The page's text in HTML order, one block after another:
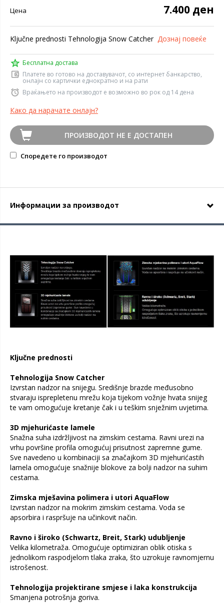
Цена 7.400 ден
Ključne prednosti Tehnologija Snow Catcher Дознај повеќе
Бесплатна достава
Платете во готово на доставувачот, со интернет банкарство,
онлајн со картички еднократно и на рати
Враќањето на производот е возможно во рок од 14 дена
Како да нарачате онлајн?
ПРОИЗВОДОТ НЕ Е ДОСТАПЕН
Споредете го производот
Информации за производот
Ključne prednosti
Tehnologija Snow Catcher
Izvrstan nadzor na snijegu. Središnje brazde međusobno
stvaraju isprepletenu mrežu koja tijekom vožnje hvata snijeg
te vam omogućuje kretanje čak i u teškim snježnim uvjetima.
3D mjehurićaste lamele
Snažna suha izdržljivost na zimskim cestama. Ravni urezi na
vrhu površine profila omogućuj prisutnost zapremne gume.
Sve navedeno u kombinaciji sa značajkom 3D mjehurićastih
lamela omogućuje snažnije blokove za bolji nadzor na suhim
cestama.
Zimska mješavina polimera i utori AquaFlow
Izvrstan nadzor na mokrim zimskim cestama. Voda se
apsorbira i raspršuje na učinkovit način.
Ravno i široko (Schwartz, Breit, Stark) udubljenje
Velika kilometraža. Omogućuje optimiziran oblik otiska s
jednolikom raspodjelom tlaka zraka, što uzrokuje ravnomjernu
istrošenost.
Tehnologija projektirane smjese i laka konstrukcija
Smanjena potrošnja goriva.